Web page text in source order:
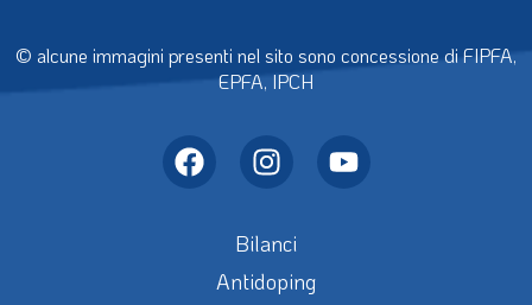
© alcune immagini presenti nel sito sono concessione di FIPFA,
EPFA, IPCH
Bilanci
Antidoping